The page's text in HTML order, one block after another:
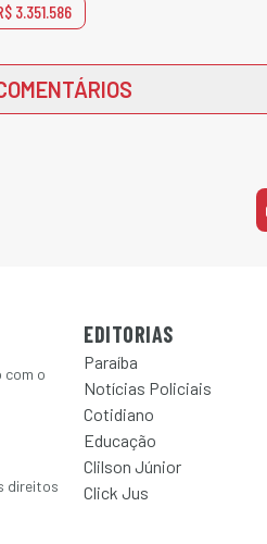
3.351.586
com o
direitos
EDITORIAS
Paraíba
Notícias Policiais
Cotidiano
Educação
Clilson Júnior
Click Jus